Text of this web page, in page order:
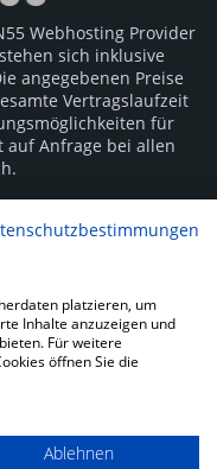
angegebenen Preise
Vertragslaufzeit
für
auf Anfrage bei allen
platzieren, um
Inhalte anzuzeigen und
Für weitere
öffnen Sie die
Ablehnen